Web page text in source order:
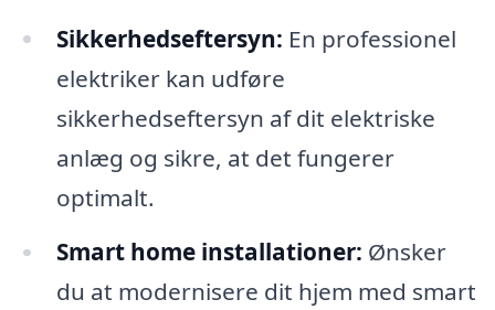
Sikkerhedseftersyn: En professionel
elektriker kan udføre
sikkerhedseftersyn af dit elektriske
anlæg og sikre, at det fungerer
optimalt.
Smart home installationer: Ønsker
du at modernisere dit hjem med smart